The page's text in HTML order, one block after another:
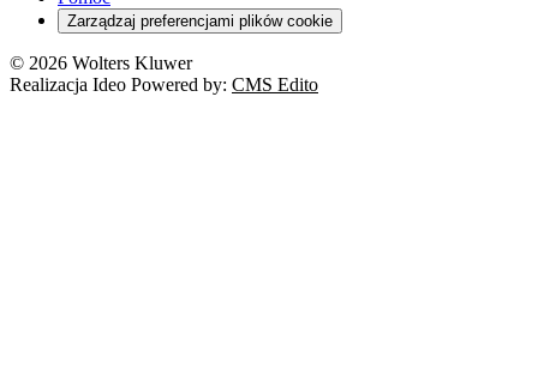
Franczyza
Prawo autorskie
Zarządzaj preferencjami plików cookie
© 2026 Wolters Kluwer
Realizacja Ideo Powered by: CMS Edito